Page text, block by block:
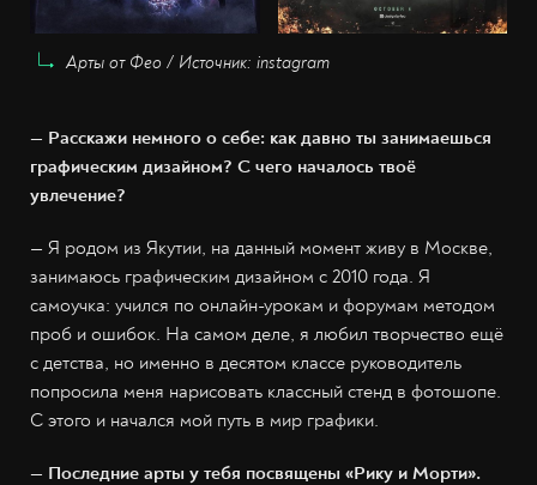
Арты от Фео / Источник: instagram
— Расскажи немного о себе: как давно ты занимаешься
графическим дизайном? С чего началось твоё
увлечение?
— Я родом из Якутии, на данный момент живу в Москве,
занимаюсь графическим дизайном с 2010 года. Я
самоучка: учился по онлайн-урокам и форумам методом
проб и ошибок. На самом деле, я любил творчество ещё
с детства, но именно в десятом классе руководитель
попросила меня нарисовать классный стенд в фотошопе.
С этого и начался мой путь в мир графики.
— Последние арты у тебя посвящены «Рику и Морти».